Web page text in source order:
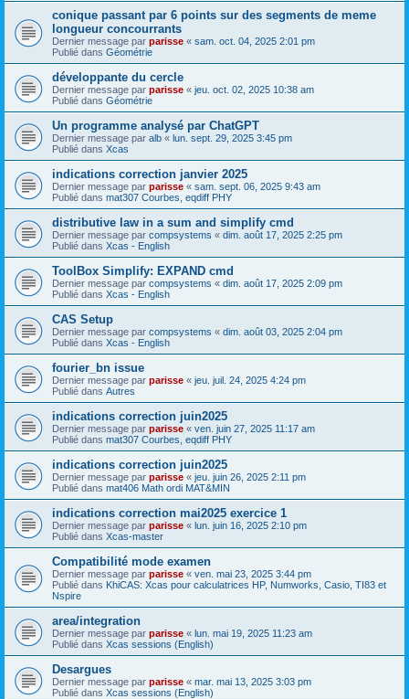
conique passant par 6 points sur des segments de meme
longueur concourrants
Dernier message par parisse « sam. oct. 04, 2025 2:01 pm
Publié dans Géométrie
développante du cercle
Dernier message par parisse « jeu. oct. 02, 2025 10:38 am
Publié dans Géométrie
Un programme analysé par ChatGPT
Dernier message par alb « lun. sept. 29, 2025 3:45 pm
Publié dans Xcas
indications correction janvier 2025
Dernier message par parisse « sam. sept. 06, 2025 9:43 am
Publié dans mat307 Courbes, eqdiff PHY
distributive law in a sum and simplify cmd
Dernier message par compsystems « dim. août 17, 2025 2:25 pm
Publié dans Xcas - English
ToolBox Simplify: EXPAND cmd
Dernier message par compsystems « dim. août 17, 2025 2:09 pm
Publié dans Xcas - English
CAS Setup
Dernier message par compsystems « dim. août 03, 2025 2:04 pm
Publié dans Xcas - English
fourier_bn issue
Dernier message par parisse « jeu. juil. 24, 2025 4:24 pm
Publié dans Autres
indications correction juin2025
Dernier message par parisse « ven. juin 27, 2025 11:17 am
Publié dans mat307 Courbes, eqdiff PHY
indications correction juin2025
Dernier message par parisse « jeu. juin 26, 2025 2:11 pm
Publié dans mat406 Math ordi MAT&MIN
indications correction mai2025 exercice 1
Dernier message par parisse « lun. juin 16, 2025 2:10 pm
Publié dans Xcas-master
Compatibilité mode examen
Dernier message par parisse « ven. mai 23, 2025 3:44 pm
Publié dans KhiCAS: Xcas pour calculatrices HP, Numworks, Casio, TI83 et
Nspire
area/integration
Dernier message par parisse « lun. mai 19, 2025 11:23 am
Publié dans Xcas sessions (English)
Desargues
Dernier message par parisse « mar. mai 13, 2025 3:03 pm
Publié dans Xcas sessions (English)